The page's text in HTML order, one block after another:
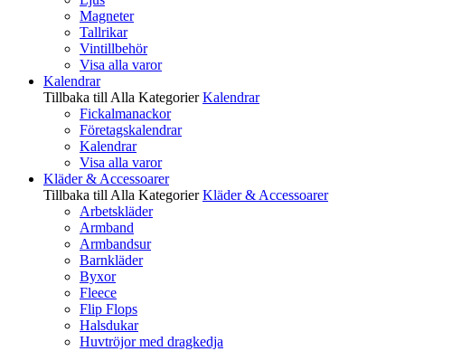
Magneter
Tallrikar
Vintillbehör
Visa alla varor
Kalendrar
Tillbaka till Alla Kategorier Kalendrar
Fickalmanackor
Företagskalendrar
Kalendrar
Visa alla varor
Kläder & Accessoarer
Tillbaka till Alla Kategorier Kläder & Accessoarer
Arbetskläder
Armband
Armbandsur
Barnkläder
Byxor
Fleece
Flip Flops
Halsdukar
Huvtröjor med dragkedja